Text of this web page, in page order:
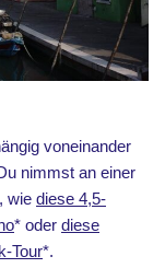
voneinander
nimmst an einer
wie diese 4,5-
* oder diese
Tour*.